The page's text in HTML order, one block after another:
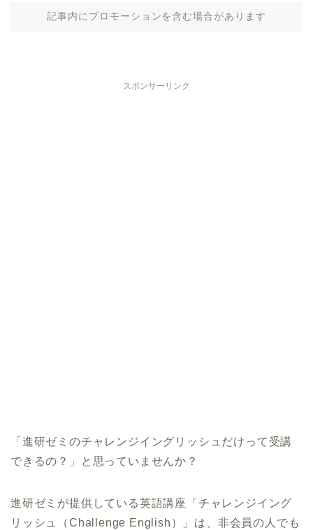
記事内にプロモーションを含む場合があります
スポンサーリンク
「進研ゼミのチャレンジイングリッシュだけって受講
できるの？」と思っていませんか？
進研ゼミが提供している英語講座「チャレンジイング
リッシュ（Challenge English）」は、非会員の人でも